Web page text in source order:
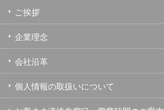
ご挨拶
企業理念
会社沿革
個人情報の取扱いについて